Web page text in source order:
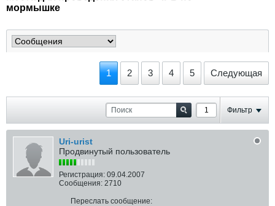
мормышке
1 2 3 4 5 Следующая
Фильтр
Uri-urist
Продвинутый пользователь
Регистрация: 09.04.2007
Сообщения: 2710
Переслать сообщение: